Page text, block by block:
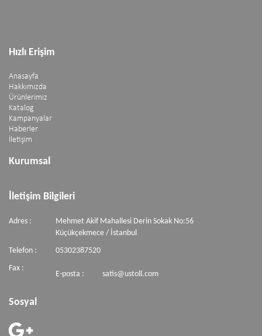
Hızlı Erişim
Anasayfa
Hakkımızda
Ürünlerimiz
Katalog
Kampanyalar
Haberler
İletişim
Kurumsal
İletişim Bilgileri
Adres :
Mehmet Akif Mahallesi Derin Sokak No:56
Küçükçekmece / İstanbul
Telefon :
05302387520
Fax :
E-posta : satis@ustoll.com
Sosyal